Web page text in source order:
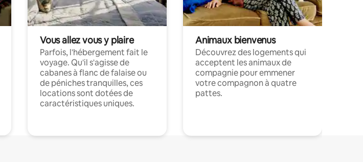
Vous allez vous y plaire
Parfois, l'hébergement fait le
voyage. Qu'il s'agisse de
cabanes à flanc de falaise ou
de péniches tranquilles, ces
locations sont dotées de
caractéristiques uniques.
Animaux bienvenus
Découvrez des logements qui
acceptent les animaux de
compagnie pour emmener
votre compagnon à quatre
pattes.